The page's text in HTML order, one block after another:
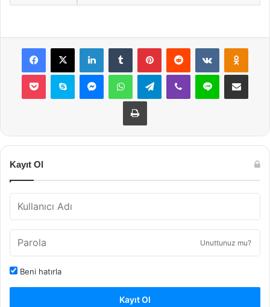
Facebook
X LinkedInTumblr PinterestReddit VKontakte
Pocket Skype MessengerWhatsAppTelegramViber Line E-Posta ile
Yazdır
Kayıt Ol
Unuttunuz mu?
Beni hatırla
Kayıt Ol